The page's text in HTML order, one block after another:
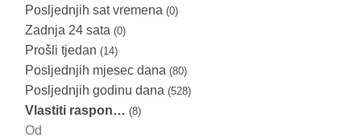
Posljednjih sat vremena (0)
Zadnja 24 sata (0)
Prošli tjedan (14)
Posljednjih mjesec dana (80)
Posljednjih godinu dana (528)
Vlastiti raspon… (8)
Od